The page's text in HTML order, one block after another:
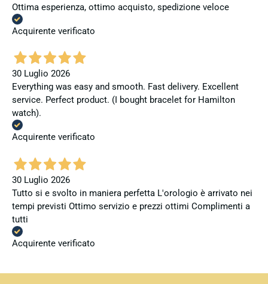
Ottima esperienza, ottimo acquisto, spedizione veloce
Acquirente verificato
30 Luglio 2026
Everything was easy and smooth. Fast delivery. Excellent
service. Perfect product. (I bought bracelet for Hamilton
watch).
Acquirente verificato
30 Luglio 2026
Tutto si e svolto in maniera perfetta L'orologio è arrivato nei
tempi previsti Ottimo servizio e prezzi ottimi Complimenti a
tutti
Acquirente verificato